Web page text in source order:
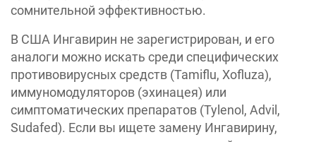
сомнительной эффективностью.
В США Ингавирин не зарегистрирован, и его
аналоги можно искать среди специфических
противовирусных средств (Tamiflu, Xofluza),
иммуномодуляторов (эхинацея) или
симптоматических препаратов (Tylenol, Advil,
Sudafed). Если вы ищете замену Ингавирину,